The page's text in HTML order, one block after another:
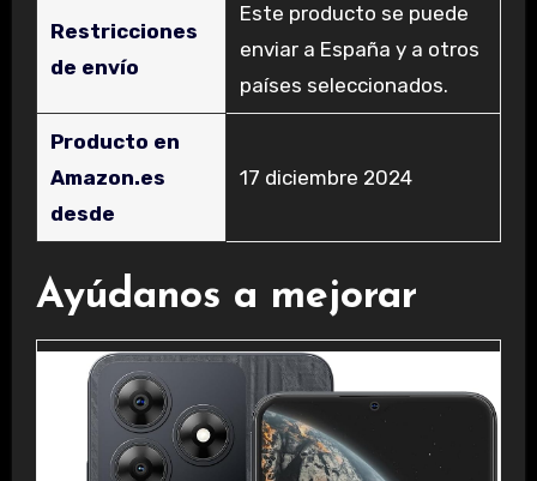
Restricciones
de envío
Este producto se puede
enviar a España y a otros
países seleccionados.
Producto en
Amazon.es
desde
17 diciembre 2024
Ayúdanos a mejorar